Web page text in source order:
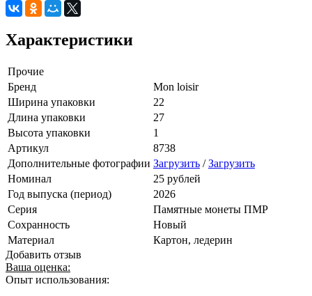
Характеристики
Прочие
Бренд
Mon loisir
Ширина упаковки
22
Длина упаковки
27
Высота упаковки
1
Артикул
8738
Дополнительные фотографии Загрузить /Загрузить
Номинал
25 рублей
Год выпуска (период)
2026
Серия
Памятные монеты ПМР
Сохранность
Новый
Материал
Картон, ледерин
Добавить отзыв
Ваша оценка:
Опыт использования: